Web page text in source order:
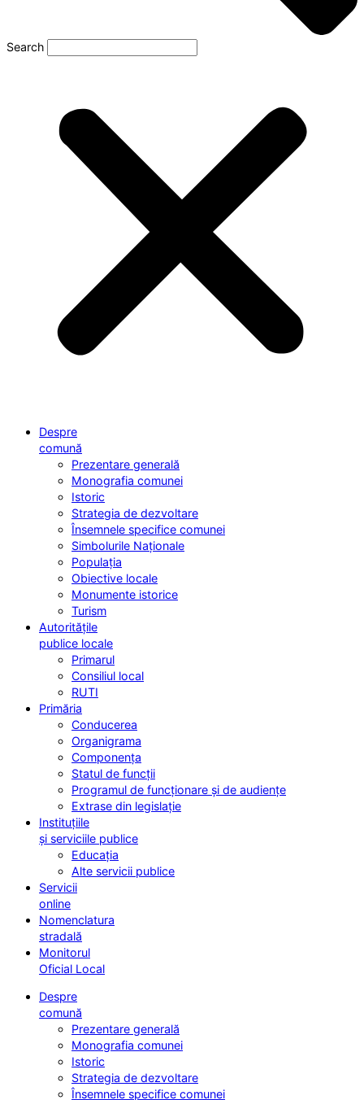
Search
Despre
comună
Prezentare generală
Monografia comunei
Istoric
Strategia de dezvoltare
Însemnele specifice comunei
Simbolurile Naționale
Populația
Obiective locale
Monumente istorice
Turism
Autoritățile
publice locale
Primarul
Consiliul local
RUTI
Primăria
Conducerea
Organigrama
Componența
Statul de funcții
Programul de funcționare și de audiențe
Extrase din legislație
Instituțiile
și serviciile publice
Educația
Alte servicii publice
Servicii
online
Nomenclatura
stradală
Monitorul
Oficial Local
Despre
comună
Prezentare generală
Monografia comunei
Istoric
Strategia de dezvoltare
Însemnele specifice comunei